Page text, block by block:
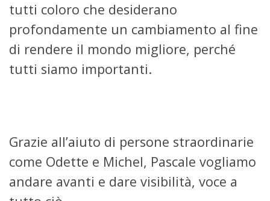
tutti coloro che desiderano
profondamente un cambiamento al fine
di rendere il mondo migliore, perché
tutti siamo importanti.
Grazie all’aiuto di persone straordinarie
come Odette e Michel, Pascale vogliamo
andare avanti e dare visibilità, voce a